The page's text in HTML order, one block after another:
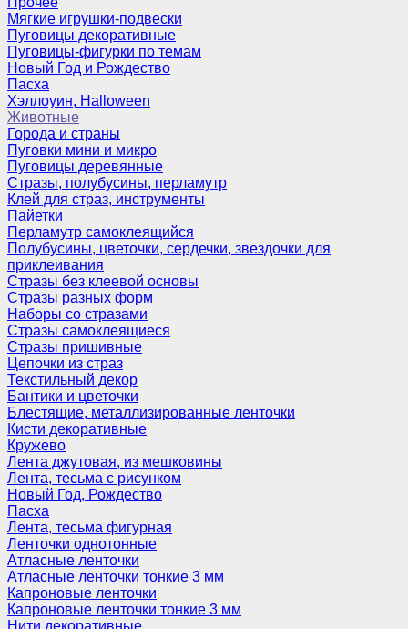
Мягкие игрушки-подвески
Пуговицы декоративные
Пуговицы-фигурки по темам
Новый Год и Рождество
Пасха
Хэллоуин, Halloween
Животные
Города и страны
Пуговки мини и микро
Пуговицы деревянные
Стразы, полубусины, перламутр
Клей для страз, инструменты
Пайетки
Перламутр самоклеящийся
Полубусины, цветочки, сердечки, звездочки для
приклеивания
Стразы без клеевой основы
Стразы разных форм
Наборы со стразами
Стразы самоклеящиеся
Стразы пришивные
Цепочки из страз
Текстильный декор
Бантики и цветочки
Блестящие, металлизированные ленточки
Кисти декоративные
Кружево
Лента джутовая, из мешковины
Лента, тесьма с рисунком
Новый Год, Рождество
Пасха
Лента, тесьма фигурная
Ленточки однотонные
Атласные ленточки
Атласные ленточки тонкие 3 мм
Капроновые ленточки
Капроновые ленточки тонкие 3 мм
Нити декоративные